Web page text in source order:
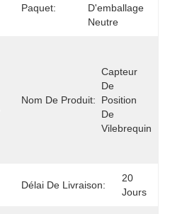
Paquet:
D'emballage
Neutre
Nom De Produit:
Capteur
De
Position
De
Vilebrequin
Délai De Livraison:
20
Jours